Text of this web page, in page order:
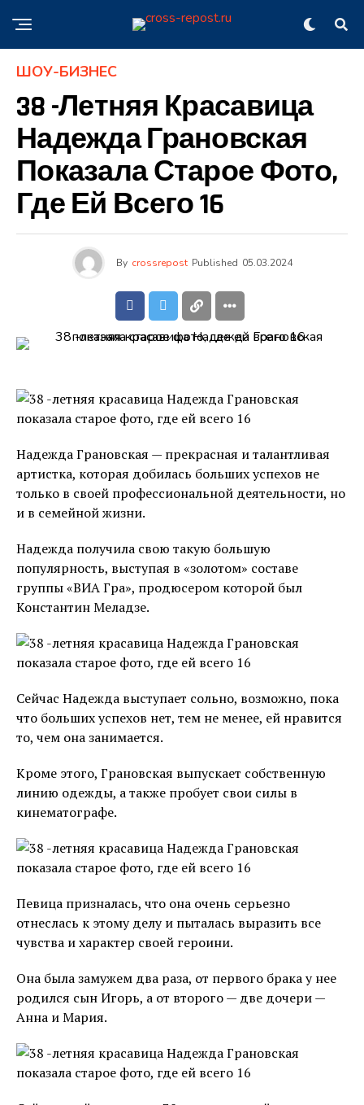
ШОУ-БИЗНЕС
38 -летняя Красавица
Надежда Грановская
Показала Старое Фото,
Где Ей Всего 16
By crossrepost Published 05.03.2024
Надежда Грановская — прекрасная и талантливая
артистка, которая добилась больших успехов не
только в своей профессиональной деятельности, но
и в семейной жизни.
Надежда получила свою такую большую
популярность, выступая в «золотом» составе
группы «ВИА Гра», продюсером которой был
Константин Меладзе.
Сейчас Надежда выступает сольно, возможно, пока
что больших успехов нет, тем не менее, ей нравится
то, чем она занимается.
Кроме этого, Грановская выпускает собственную
линию одежды, а также пробует свои силы в
кинематографе.
Певица призналась, что она очень серьезно
отнеслась к этому делу и пыталась выразить все
чувства и характер своей героини.
Она была замужем два раза, от первого брака у нее
родился сын Игорь, а от второго — две дочери —
Анна и Мария.